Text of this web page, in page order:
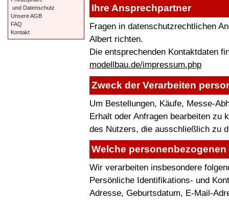
Ihre Ansprechpartner
Fragen in datenschutzrechtlichen
Albert richten.
Die entsprechenden Kontaktdaten
modellbau.de/impressum.php
Zweck der Verarbeiten
Um Bestellungen, Käufe, Messe-
Erhalt oder Anfragen bearbeiten zu
des Nutzers, die ausschließlich zu
Welche
Wir verarbeiten insbesondere
Persönliche Identifikations- und
Adresse, Geburtsdatum, E-Mail-
und Datenschutz
Unsere AGB
FAQ
Kontakt